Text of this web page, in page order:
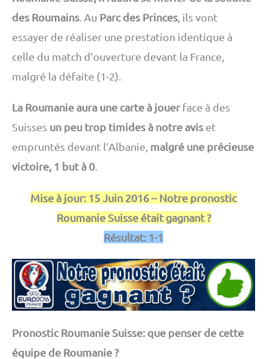
des Roumains . Au Parc des Princes , ils vont
essayer de réaliser une prestation identique à
celle du match d’ouverture devant la France,
malgré la défaite (1-2).
La Roumanie aura une carte à jouerface à des
Suisses un peu trop timides à notre avis et
empruntés devant l’Albanie, malgré une précieuse
victoire, 1 but à 0.
Mise à jour: 15 Juin 2016 – Notre pronostic
Roumanie Suisse était gagnant ?
Résultat: 1-1
Pronostic Roumanie Suisse: que penser de cette
équipe de Roumanie ?